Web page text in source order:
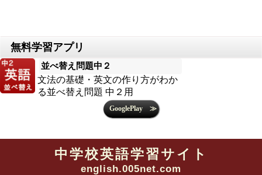
並べ替え問題中２
文法の基礎・英文の作り方がわか
る並べ替え問題 中２用
中学校英語学習サイト
english.005net.com